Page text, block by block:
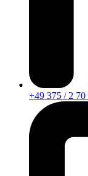
+49 375 / 2 70